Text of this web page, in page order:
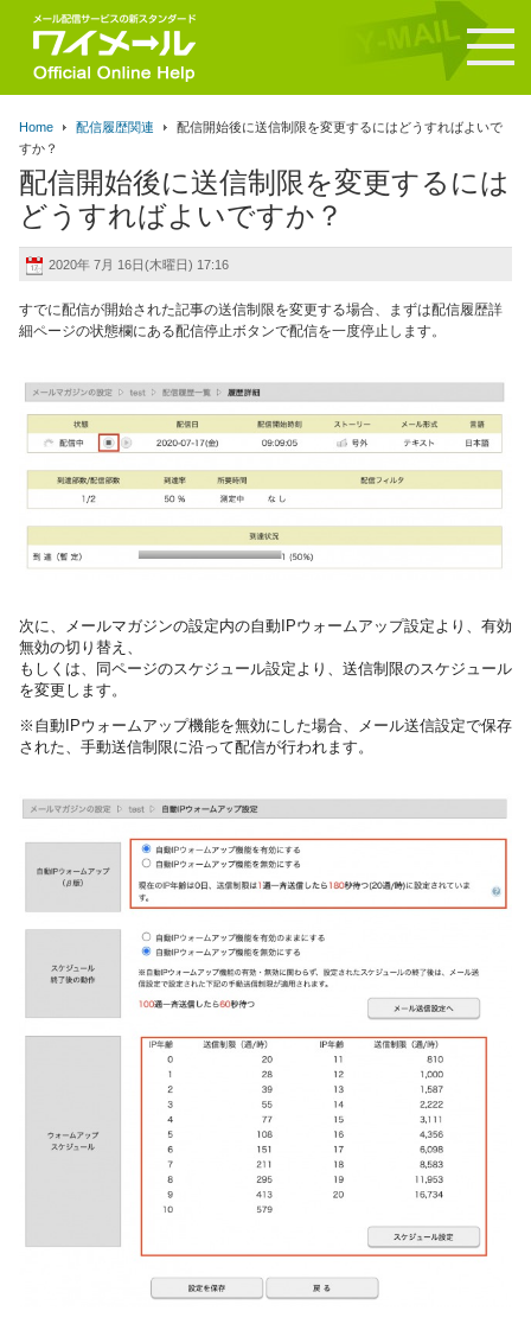
Home 配信履歴関連
配信開始後に送信制限を変更するにはどうすればよいで
すか？
配信開始後に送信制限を変更するには
どうすればよいですか？
2020年 7月 16日(木曜日) 17:16
すでに配信が開始された記事の送信制限を変更する場合、まずは配信履歴詳
細ページの状態欄にある配信停止ボタンで配信を一度停止します。
次に、メールマガジンの設定内の自動IPウォームアップ設定 より、有効
無効の切り替え、
も しくは、同ページのスケジュール設定より、 送信制限のスケジュール
を変更します。
※ 自動IPウォームアップ機能を無効にした場合、メール送信設定で保存
された、手動送信制限に沿って配信が行われます。